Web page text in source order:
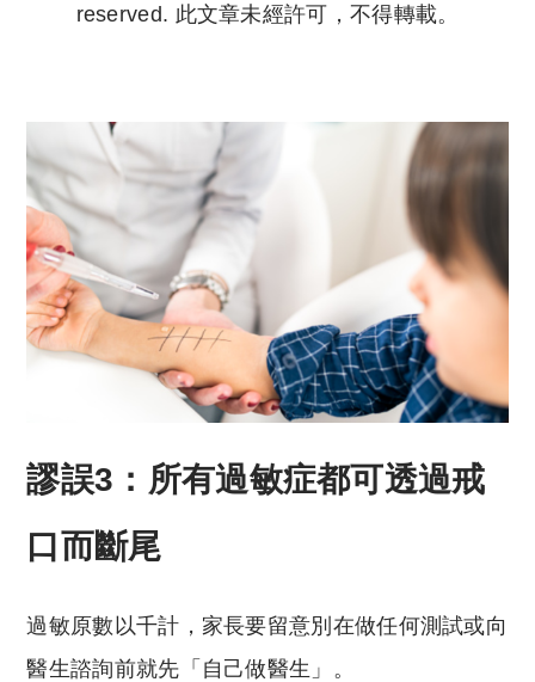
reserved. 此文章未經許可，不得轉載。
謬誤3：所有過敏症都可透過戒
口而斷尾
過敏原數以千計，家長要留意別在做任何測試或向
醫生諮詢前就先「自己做醫生」。